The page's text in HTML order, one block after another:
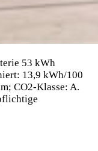
53 kWh
13,9 kWh/100
CO2-Klasse: A.